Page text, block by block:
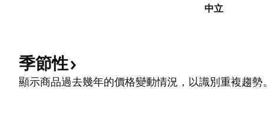
中立
季節性
顯示商品過去幾年的價格變動情況，以識別重複趨勢。